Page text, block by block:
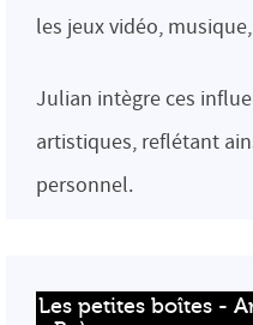
les jeux vidéo,
Julian intègre ces
artistiques, reflétant
personnel.
Les petites boîtes -